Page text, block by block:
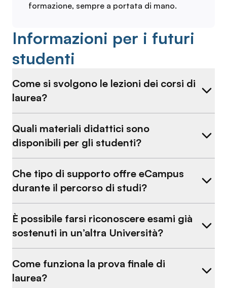
formazione, sempre a portata di mano.
Informazioni per i futuri
studenti
Come si svolgono le lezioni dei corsi di
laurea?
Quali materiali didattici sono
disponibili per gli studenti?
Che tipo di supporto offre eCampus
durante il percorso di studi?
È possibile farsi riconoscere esami già
sostenuti in un’altra Università?
Come funziona la prova finale di
laurea?